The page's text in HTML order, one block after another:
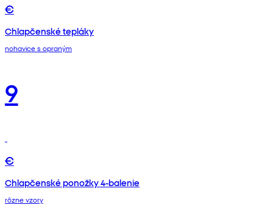
€
Chlapčenské tepláky
nohavice s opraným
9
€
Chlapčenské ponožky 4-balenie
rôzne vzory